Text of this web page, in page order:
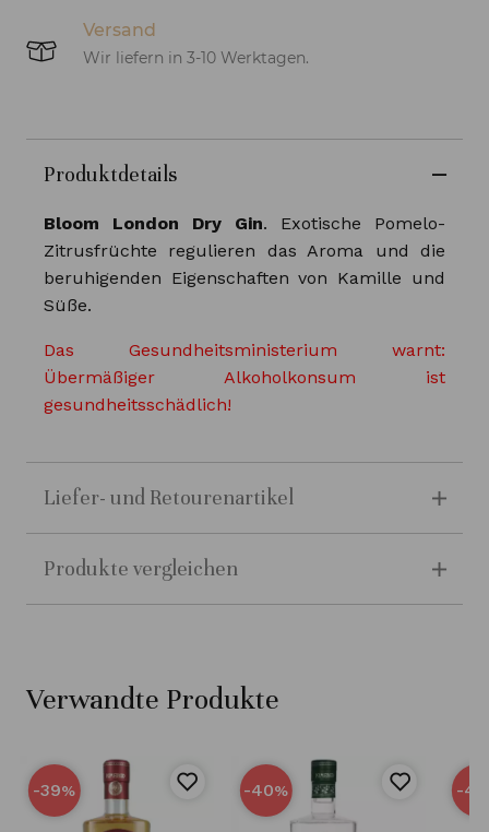
Versand
Wir liefern in 3-10 Werktagen.
Produktdetails
Bloom London Dry Gin. Exotische Pomelo-
Zitrusfrüchte regulieren das Aroma und die
beruhigenden Eigenschaften von Kamille und
Süße.
Das Gesundheitsministerium warnt:
Übermäßiger Alkoholkonsum ist
gesundheitsschädlich!
Liefer- und Retourenartikel
Produkte vergleichen
Verwandte Produkte
-39% -40% -40